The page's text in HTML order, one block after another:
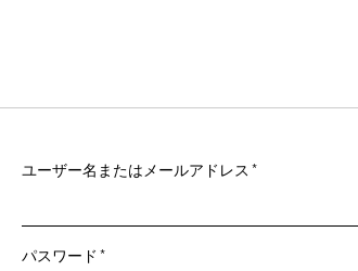
ユーザー名またはメールアドレス*必
パスワード*必